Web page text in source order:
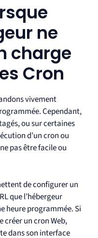
ne
charge
Cron
vivement
Cependant,
ou sur certaines
d’un cron ou
pas être facile ou
de configurer un
que l’hébergeur
heure programmée. Si
créer un cron Web,
dans son interface